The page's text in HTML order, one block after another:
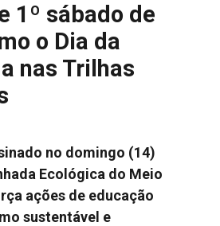
1º sábado de
o Dia da
nas Trilhas
no domingo (14)
Ecológica do Meio
ações de educação
sustentável e